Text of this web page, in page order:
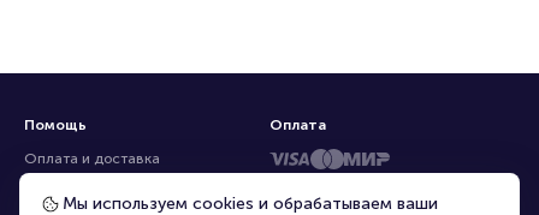
Помощь
Оплата и доставка
Частые вопросы
Оплата
Мы используем cookies и обрабатываем ваши